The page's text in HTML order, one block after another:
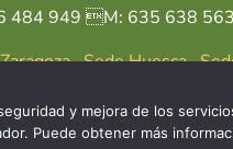
484 949 M: 635 638 563
·Sede Huesca·
y mejora de los
Puede obtener más